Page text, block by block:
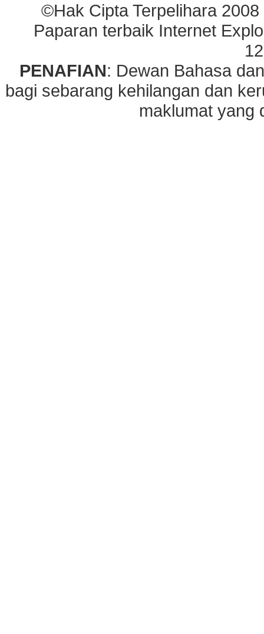
©Hak Cipta Terpelihara
Paparan terbaik Internet
PENAFIAN: Dewan Bahasa
bagi sebarang kehilangan dan
maklumat yang